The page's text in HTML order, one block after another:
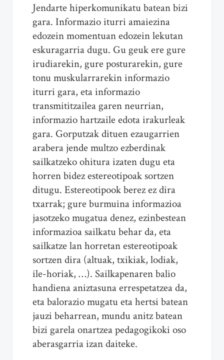
Jendarte hiperkomunikatu batean bizi
gara. Informazio iturri amaiezina
edozein momentuan edozein lekutan
eskuragarria dugu. Gu geuk ere gure
irudiarekin, gure posturarekin, gure
tonu muskularrarekin informazio
iturri gara, eta informazio
transmititzailea garen neurrian,
informazio hartzaile edota irakurleak
gara. Gorputzak dituen ezaugarrien
arabera jende multzo ezberdinak
sailkatzeko ohitura izaten dugu eta
horren bidez estereotipoak sortzen
ditugu. Estereotipook berez ez dira
txarrak; gure burmuina informazioa
jasotzeko mugatua denez, ezinbestean
informazioa sailkatu behar da, eta
sailkatze lan horretan estereotipoak
sortzen dira (altuak, txikiak, lodiak,
ile-horiak, …). Sailkapenaren balio
handiena aniztasuna errespetatzea da,
eta balorazio mugatu eta hertsi batean
jauzi beharrean, mundu anitz batean
bizi garela onartzea pedagogikoki oso
aberasgarria izan daiteke.